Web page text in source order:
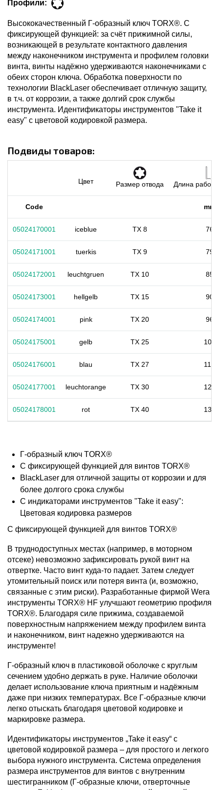
Профили:
Высококачественный Г-образный ключ TORX®. С
фиксирующей функцией: за счёт прижимной силы,
возникающей в результате контактного давления
между наконечником инструмента и профилем головки
винта, винты надёжно удерживаются наконечниками с
обеих сторон ключа. Обработка поверхности по
технологии BlackLaser обеспечивает отличную защиту,
в т.ч. от коррозии, а также долгий срок службы
инструмента. Идентификаторы инструментов "Take it
easy" с цветовой кодировкой размера.
Подвиды товаров:
Цвет Размер отвода Длина
Code mm
05024170001 iceblue TX 8 76
05024171001 tuerkis TX 9 79
05024172001 leuchtgruen TX 10 85
05024173001 hellgelb TX 15 90
05024174001 pink TX 20 96
05024175001 gelb TX 25 104
05024176001 blau TX 27 112
05024177001 leuchtorange TX 30 122
05024178001 rot TX 40 132
Г-образный ключ TORX®
С фиксирующей функцией для винтов TORX®
BlackLaser для отличной защиты от коррозии и для
более долгого срока службы
С индикаторами инструментов "Take it easy":
Цветовая кодировка размеров
С фиксирующей функцией для винтов TORX®
В труднодоступных местах (например, в моторном
отсеке) невозможно зафиксировать рукой винт на
отвертке. Часто винт куда-то падает. Затем следует
утомительный поиск или потеря винта (и, возможно,
связанные с этим риски). Разработанные фирмой Wera
инструменты TORX® HF улучшают геометрию профиля
TORX®. Благодаря силе прижима, создаваемой
поверхностным напряжением между профилем винта
и наконечником, винт надежно удерживаются на
инструменте!
Г-образный ключ в пластиковой оболочке с круглым
сечением удобно держать в руке. Наличие оболочки
делает использование ключа приятным и надёжным
даже при низких температурах. Все Г-образные ключи
легко отыскать благодаря цветовой кодировке и
маркировке размера.
Идентификаторы инструментов „Take it easy“ с
цветовой кодировкой размера – для простого и легкого
выбора нужного инструмента. Система определения
размера инструментов для винтов с внутренним
шестигранником (Г-образные ключи, отверточные